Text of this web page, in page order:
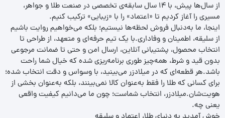
از سال‌ها پیش، با ۱۴ سال سابقه‌ی تخصصی در صنعت طلا و جواهر،
مسیری را آغاز کردیم تا «اعتماد» را با «زیبایی» ترکیب کنیم.
اینجا، ما به‌دنبال فروش لحظه‌ها نیستیم؛ بلکه می‌خواهیم روایت باشیم
از سلیقه، اطمینان و وفاداری.با یک تیم حرفه‌ای و متعهد، از طراحی تا
انتخاب محصول، پشتیبانی آنلاین، ارسال امن و حتی تا ضمانت مرجوعی
بدون قید و شرط، همه‌چیز طوری برنامه‌ریزی شده که خیال شما راحت
باشد.هر قطعه‌ای که در میلادزر می‌بینید، با وسواس و دقت انتخاب شده؛
برای کسانی که طلا را فقط به‌عنوان کالا نمی‌بینند، بلکه به‌عنوان بخشی از
هویت‌شان.میلادزر، انتخاب شماست؛ چون ما می‌دانیم کیفیت واقعی
یعنی چه.